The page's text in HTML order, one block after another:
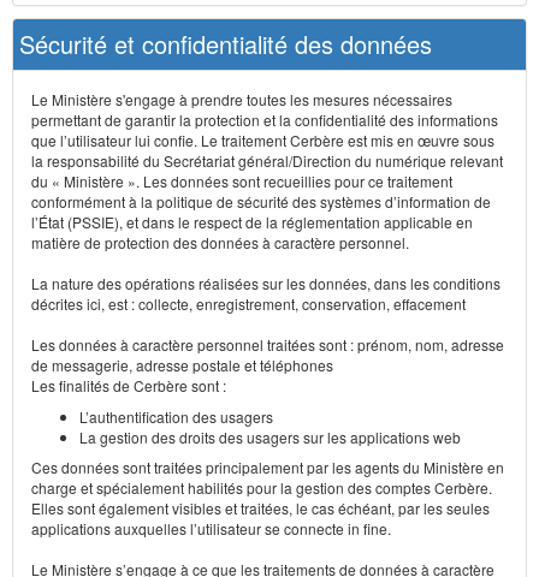
Sécurité et confidentialité des données
Le Ministère s'engage à prendre toutes les mesures nécessaires
permettant de garantir la protection et la confidentialité des informations
que l’utilisateur lui confie. Le traitement Cerbère est mis en œuvre sous
la responsabilité du Secrétariat général/Direction du numérique relevant
du « Ministère ». Les données sont recueillies pour ce traitement
conformément à la politique de sécurité des systèmes d’information de
l’État (PSSIE), et dans le respect de la réglementation applicable en
matière de protection des données à caractère personnel.
La nature des opérations réalisées sur les données, dans les conditions
décrites ici, est : collecte, enregistrement, conservation, effacement
Les données à caractère personnel traitées sont : prénom, nom, adresse
de messagerie, adresse postale et téléphones
Les finalités de Cerbère sont :
L’authentification des usagers
La gestion des droits des usagers sur les applications web
Ces données sont traitées principalement par les agents du Ministère en
charge et spécialement habilités pour la gestion des comptes Cerbère.
Elles sont également visibles et traitées, le cas échéant, par les seules
applications auxquelles l’utilisateur se connecte in fine.
Le Ministère s’engage à ce que les traitements de données à caractère